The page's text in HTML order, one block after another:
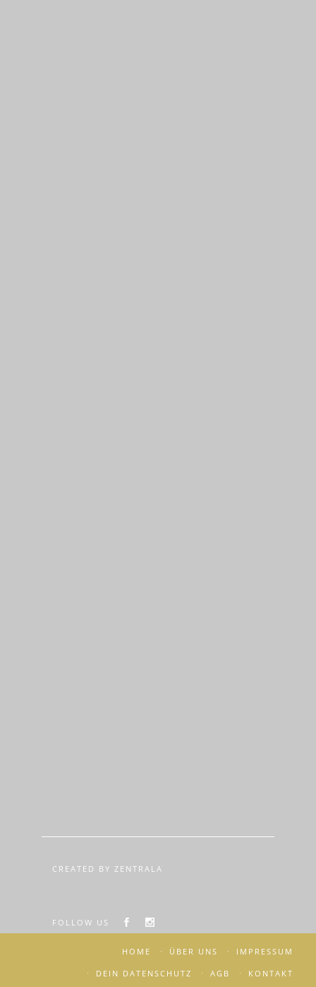
CREATED BY ZENTRALA
FOLLOW US
HOME ÜBER UNS IMPRESSUM
DEIN DATENSCHUTZ AGB KONTAKT